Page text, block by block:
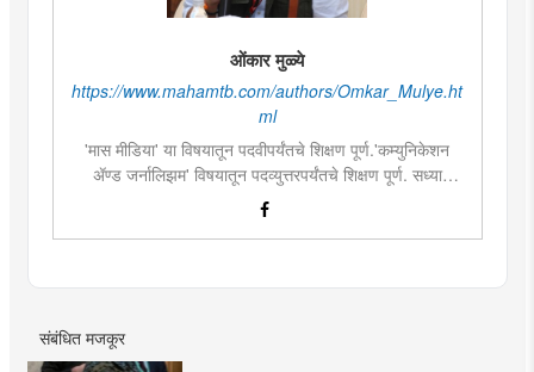
ओंकार मुळ्ये
https://www.mahamtb.com/authors/Omkar_Mulye.ht
ml
'मास मीडिया' या विषयातून पदवीपर्यंतचे शिक्षण पूर्ण.'कम्युनिकेशन
ॲण्ड जर्नालिझम' विषयातून पदव्युत्तरपर्यंतचे शिक्षण पूर्ण. सध्या
दै.'मुंबई तरुण भारत'मध्ये वेब उपसंपादक म्हणून कार्यरत. लिखाण,
संगीत, वाचन, फोटोग्राफी, इ.ची आवड.लिवोग्राफी भाषाशैलीत विशेष
संबंधित मजकूर